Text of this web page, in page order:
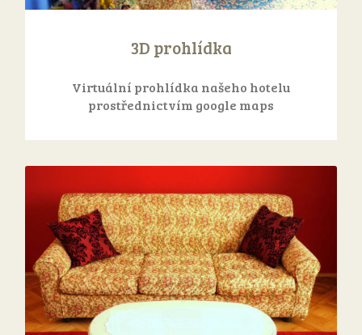
3D prohlídka
Virtuální prohlídka našeho hotelu
prostřednictvím google maps